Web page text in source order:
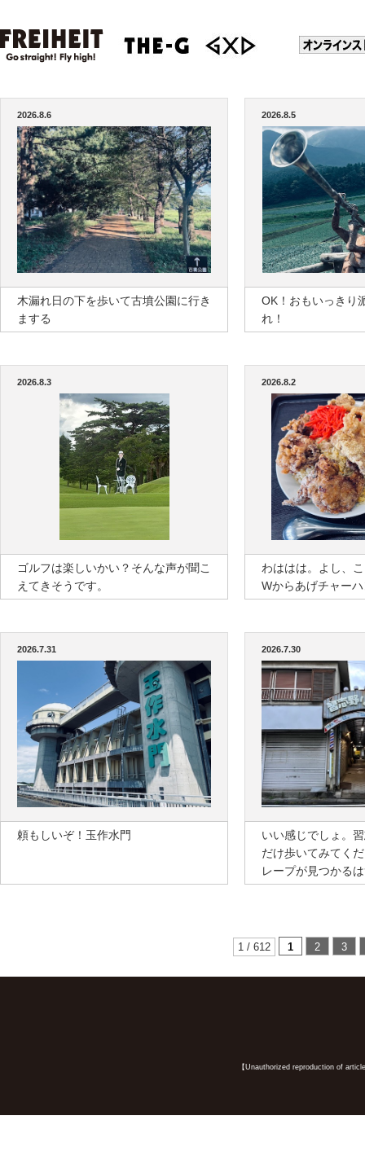
2026.8.6
木漏れ日の下を歩いて古墳公園に行き
まする
2026.8.5
OK！おもいっきり
れ！
2026.8.3
ゴルフは楽しいかい？そんな声が聞こ
えてきそうです。
2026.8.2
わははは。よし、
Wからあげチャー
2026.7.31
頼もしいぞ！玉作水門
2026.7.30
いい感じでしょ。
だけ歩いてみてく
レープが見つかる
1 / 612 1 2 3
【Unauthorized reproduction of